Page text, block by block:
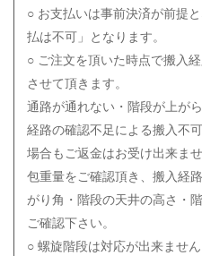
○ お支払いは事前決済が前提
払は不可」となります。
○ ご注文を頂いた時点で搬入
させて頂きます。
通路が通れない・階段が上が
経路の確認不足による搬入不
場合もご返金はお受け出来ま
包重量をご確認頂き、搬入経
がり角・階段の天井の高さ・
ご確認下さい。
○ 螺旋階段は対応が出来ません